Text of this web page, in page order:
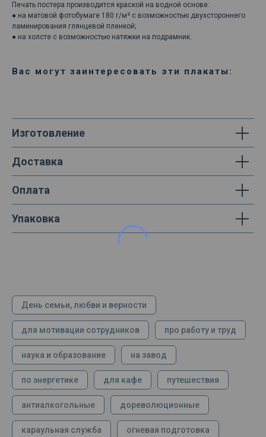
Печать постера производится краской на водной основе:
● на матовой фотобумаге 180 г/м² с возможностью двухстороннего
ламинирования глянцевой пленкой;
● на холсте с возможностью натяжки на подрамник.
Вас могут заинтересовать эти плакаты:
Изготовление
Доставка
Оплата
Упаковка
День семьи, любви и верности
для мотивации сотрудников про работу и труд
наука и образование на завод
по энергетике для кафе путешествия
антиалкогольные дореволюционные
караульная служба огневая подготовка